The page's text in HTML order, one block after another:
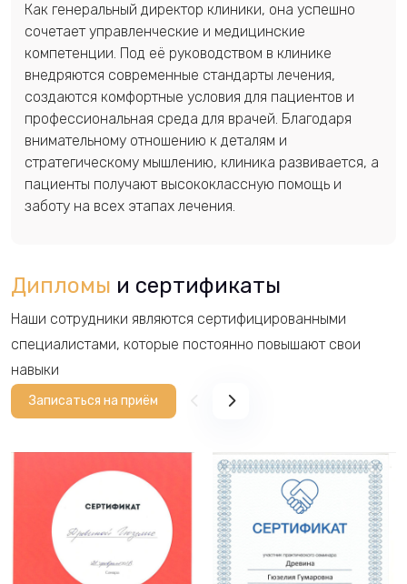
Как генеральный директор клиники, она успешно
сочетает управленческие и медицинские
компетенции. Под её руководством в клинике
внедряются современные стандарты лечения,
создаются комфортные условия для пациентов и
профессиональная среда для врачей. Благодаря
внимательному отношению к деталям и
стратегическому мышлению, клиника развивается, а
пациенты получают высококлассную помощь и
заботу на всех этапах лечения.
Дипломы и сертификаты
Наши сотрудники являются сертифицированными
специалистами, которые постоянно повышают свои
навыки
Записаться на приём